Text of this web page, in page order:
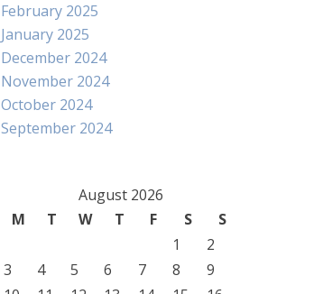
February 2025
January 2025
December 2024
November 2024
October 2024
September 2024
August 2026
M
T W T F S
S
1
2
3
4 5 6 7 8
9